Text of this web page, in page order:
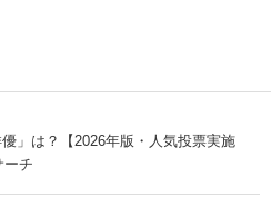
」は？【2026年版・人気投票実施
ーチ